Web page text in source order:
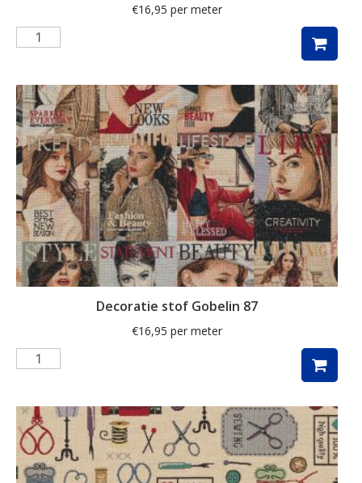
pasen
pauw
pauwen
penguin
piano
planten
poezen
regenboog
rozen
ruit
safari
schelpen
schilderij
schilderijen
€16,95 per meter
Decoratie stof Gobelin 87
€16,95 per meter